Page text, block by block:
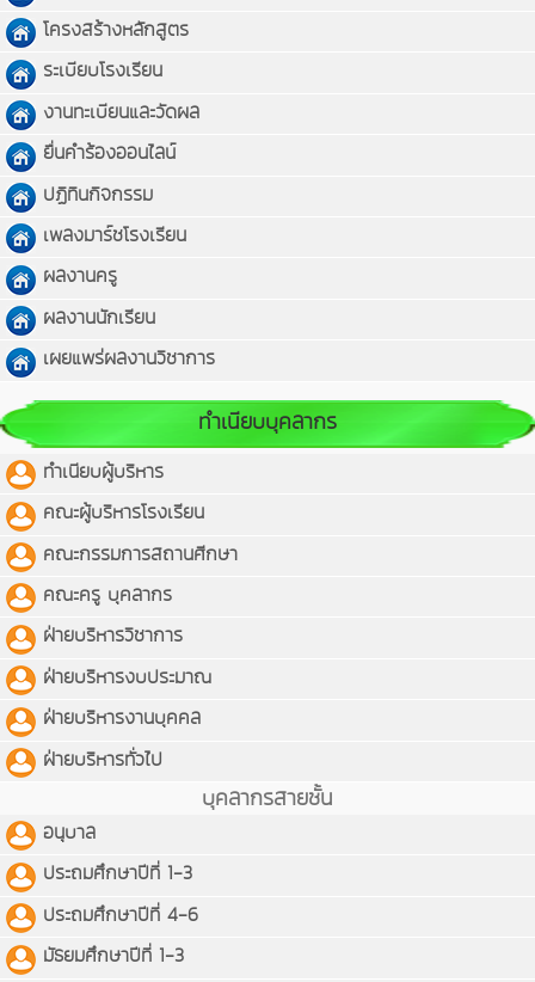
โครงสร้างหลักสูตร
ระเบียบโรงเรียน
งานทะเบียนและวัดผล
ยื่นคำร้องออนไลน์
ปฏิทินกิจกรรม
เพลงมาร์ชโรงเรียน
ผลงานครู
ผลงานนักเรียน
เผยแพร่ผลงานวิชาการ
ทำเนียบบุคลากร
ทำเนียบผู้บริหาร
คณะผู้บริหารโรงเรียน
คณะกรรมการสถานศีกษา
คณะครู บุคลากร
ฝ่ายบริหารวิชาการ
ฝ่ายบริหารงบประมาณ
ฝ่ายบริหารงานบุคคล
ฝ่ายบริหารทั่วไป
บุคลากรสายชั้น
อนุบาล
ประถมศึกษาปีที่ 1-3
ประถมศึกษาปีที่ 4-6
มัธยมศึกษาปีที่ 1-3